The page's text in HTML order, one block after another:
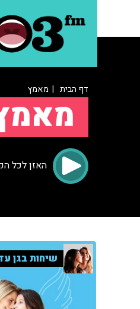
דף הבית | מאמץ
האזן לכל
שיחות בגן